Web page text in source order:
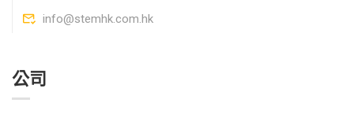
info@stemhk.com.hk
公司